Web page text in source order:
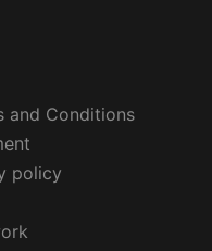
and Conditions
policy